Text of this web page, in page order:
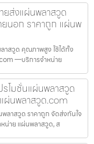
ยส่งแผ่นพลาสวูด
ยนอก ราคาถูก แผ่นพ
าสวูด คุณภาพสูง ใช้ได้ทั้ง
—บริการจำหน่าย
โมชั่นแผ่นพลาสวูด
ผ่นพลาสวูด.com
ลาสวูด ราคาถูก จัดส่งทันใจ
น่าย แผ่นพลาสวูด, ส